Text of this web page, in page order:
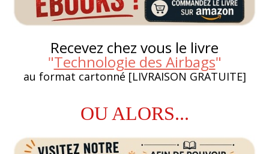
Recevez chez vous le livre
"Technologie des Airbags"
au format cartonné [LIVRAISON GRATUITE]
OU ALORS...